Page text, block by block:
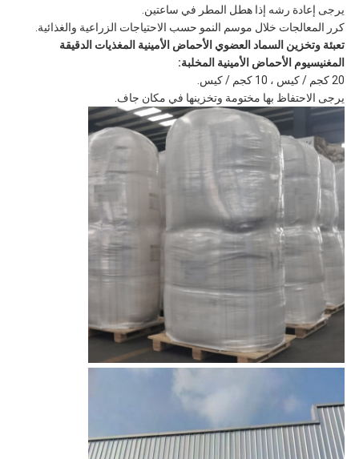
يرجى إعادة رشه إذا هطل المطر في ساعتين.
كرر المعالجات خلال موسم النمو حسب الاحتياجات الزراعية والغذائية.
تعبئة وتخزين السماد العضوي الأحماض الأمينية المغذيات الدقيقة
المغنيسيوم الأحماض الأمينية المخلبة:
20 كجم / كيس ، 10 كجم / كيس.
يرجى الاحتفاظ بها مختومة وتخزينها في مكان جاف.